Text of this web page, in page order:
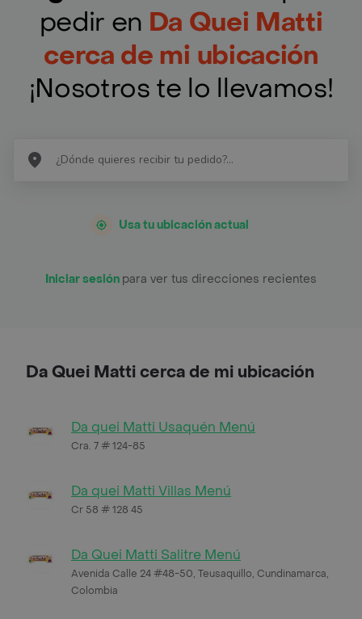
pedir en Da Quei Matti
cerca de mi ubicación
¡Nosotros te lo llevamos!
Usa tu ubicación actual
Iniciar sesión para ver tus direcciones recientes
Da Quei Matti cerca de mi ubicación
Da quei Matti Usaquén Menú
Cra. 7 # 124-85
Da quei Matti Villas Menú
Cr 58 # 128 45
Da Quei Matti Salitre Menú
Avenida Calle 24 #48-50, Teusaquillo, Cundinamarca,
Colombia